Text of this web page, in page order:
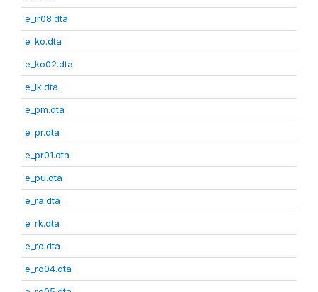
e_ir08.dta
e_ko.dta
e_ko02.dta
e_lk.dta
e_pm.dta
e_pr.dta
e_pr01.dta
e_pu.dta
e_ra.dta
e_rk.dta
e_ro.dta
e_ro04.dta